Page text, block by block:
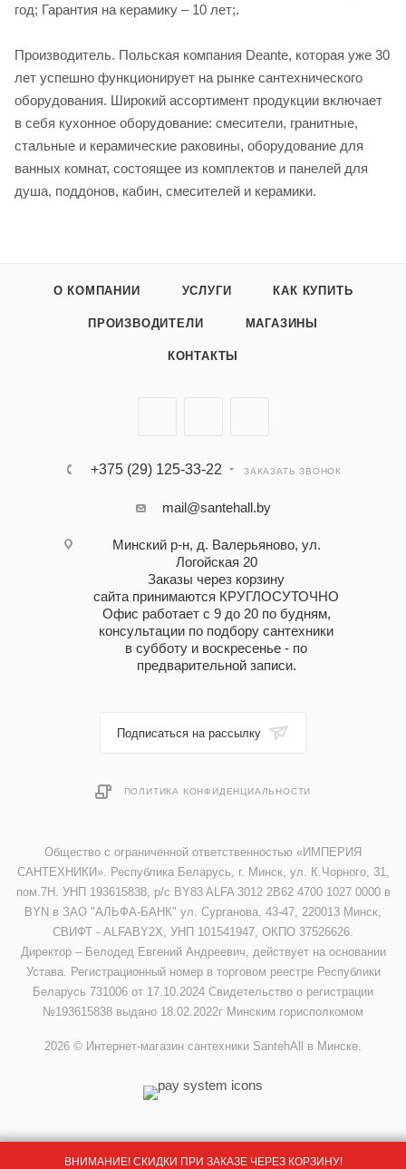
год; Гарантия на керамику – 10 лет;.
Производитель. Польская компания Deante, которая уже 30
лет успешно функционирует на рынке сантехнического
оборудования. Широкий ассортимент продукции включает
в себя кухонное оборудование: смесители, гранитные,
стальные и керамические раковины, оборудование для
ванных комнат, состоящее из комплектов и панелей для
душа, поддонов, кабин, смесителей и керамики.
О КОМПАНИИ УСЛУГИ КАК КУПИТЬ
ПРОИЗВОДИТЕЛИ МАГАЗИНЫ
КОНТАКТЫ
+375 (29) 125-33-22 ЗАКАЗАТЬ ЗВОНОК
mail@santehall.by
Минский р-н, д. Валерьяново, ул.
Логойская 20
Заказы через корзину
сайта принимаются КРУГЛОСУТОЧНО
Офис работает с 9 до 20 по будням,
консультации по подбору сантехники
в субботу и воскресенье - по
предварительной записи.
Подписаться на рассылку
ПОЛИТИКА КОНФИДЕНЦИАЛЬНОСТИ
Общество с ограниченной ответственностью «ИМПЕРИЯ
САНТЕХНИКИ». Республика Беларусь, г. Минск, ул. К.Чорного, 31,
пом.7Н. УНП 193615838, р/с BY83 ALFA 3012 2B62 4700 1027 0000 в
BYN в ЗАО "АЛЬФА-БАНК" ул. Сурганова, 43-47, 220013 Минск,
СВИФТ - ALFABY2X, УНП 101541947, ОКПО 37526626.
Директор – Белодед Евгений Андреевич, действует на основании
Устава. Регистрационный номер в торговом реестре Республики
Беларусь 731006 от 17.10.2024 Свидетельство о регистрации
№193615838 выдано 18.02.2022г Минским горисполкомом
2026 © Интернет-магазин сантехники SantehAll в Минске.
ВНИМАНИЕ! СКИДКИ ПРИ ЗАКАЗЕ ЧЕРЕЗ КОРЗИНУ!